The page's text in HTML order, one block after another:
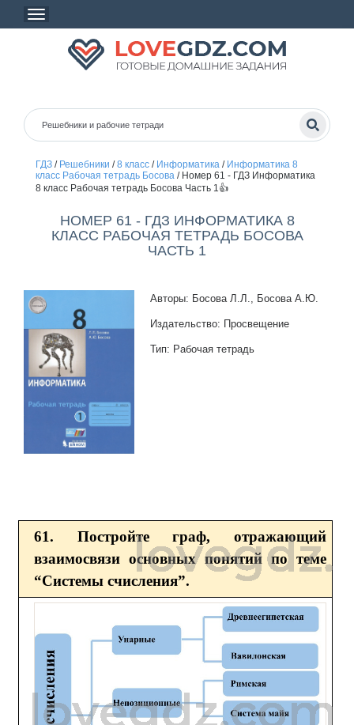
ГДЗ/ Решебники /8 класс/ Информатика/ Информатика 8
класс Рабочая тетрадь Босова/ Номер 61 - ГДЗ Информатика
8 класс Рабочая тетрадь Босова Часть 1👍
НОМЕР 61 - ГДЗ ИНФОРМАТИКА 8
КЛАСС РАБОЧАЯ ТЕТРАДЬ БОСОВА
ЧАСТЬ 1
Авторы: Босова Л.Л., Босова А.Ю.
Издательство: Просвещение
Тип: Рабочая тетрадь
61. Постройте граф, отражающий
взаимосвязи основных понятий по теме
“Системы счисления”.